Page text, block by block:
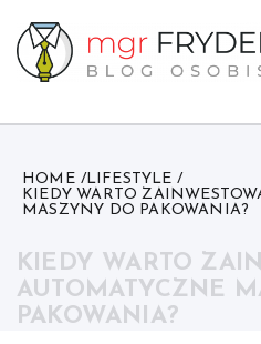
content
HOME
LIFESTYLE
KIEDY WARTO
MASZYNY DO PAKOWANIA?
KIEDY WARTO
AUTOMATYCZNE
PAKOWANIA?